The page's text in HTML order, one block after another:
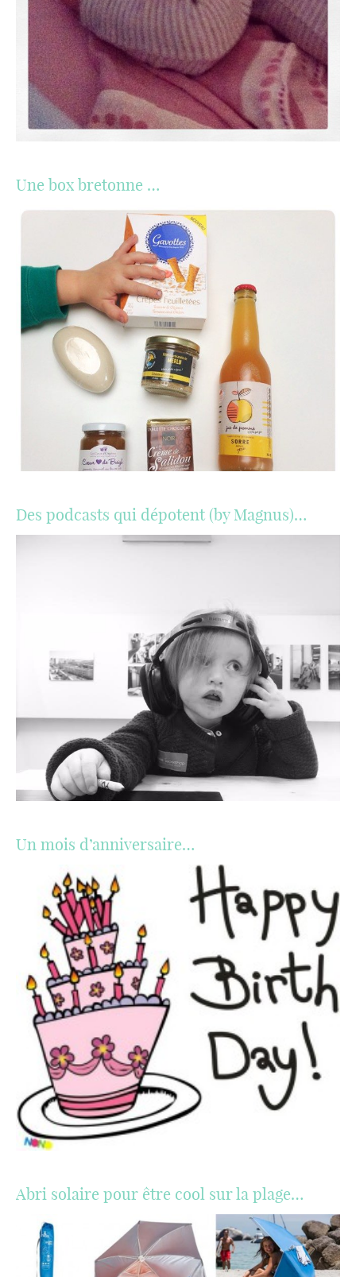
Une box bretonne …
Des podcasts qui dépotent (by Magnus)…
Un mois d’anniversaire…
Abri solaire pour être cool sur la plage…